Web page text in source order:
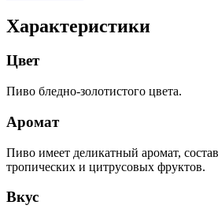
Характеристики
Цвет
Пиво бледно-золотистого цвета.
Аромат
Пиво имеет деликатный аромат,
тропических и цитрусовых фруктов.
Вкус